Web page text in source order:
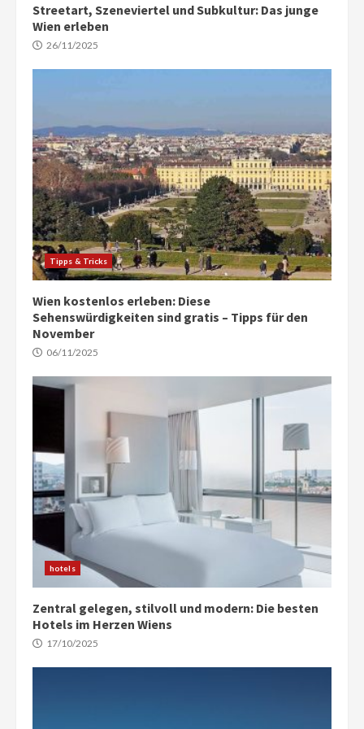
Streetart, Szeneviertel und Subkultur: Das junge
Wien erleben
26/11/2025
Tipps & Tricks
Wien kostenlos erleben: Diese
Sehenswürdigkeiten sind gratis – Tipps für den
November
06/11/2025
hotels
Zentral gelegen, stilvoll und modern: Die besten
Hotels im Herzen Wiens
17/10/2025